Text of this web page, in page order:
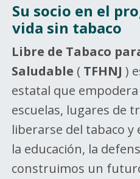
Su socio en el
vida sin tabaco
Libre de Tabaco
Saludable ( TFHNJ )
estatal que
escuelas, lugares de
liberarse del tabaco y
la educación, la
construimos un